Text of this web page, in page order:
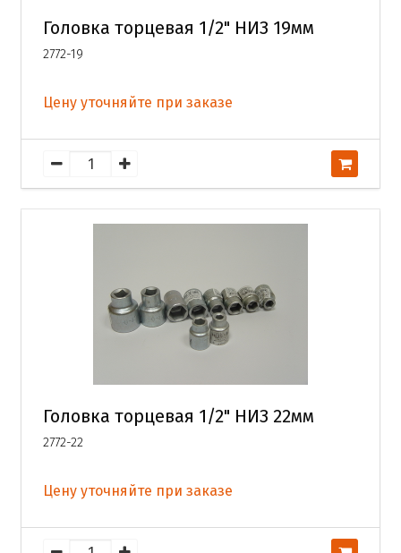
Головка торцевая 1/2" НИЗ 19мм
2772-19
Цену уточняйте при заказе
Головка торцевая 1/2" НИЗ 22мм
2772-22
Цену уточняйте при заказе